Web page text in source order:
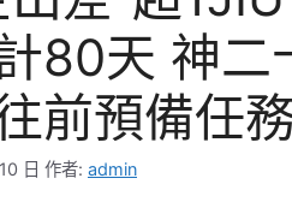
80天 神二
前預備任
日 作者: admin